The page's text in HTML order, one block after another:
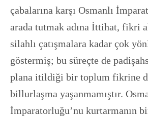
çabalarına karşı Osmanlı
arada tutmak adına İttihat, fikri
silahlı çatışmalara kadar çok
göstermiş; bu süreçte de
plana itildiği bir toplum fikrine
billurlaşma yaşanmamıştır.
İmparatorluğu’nu kurtarmanın